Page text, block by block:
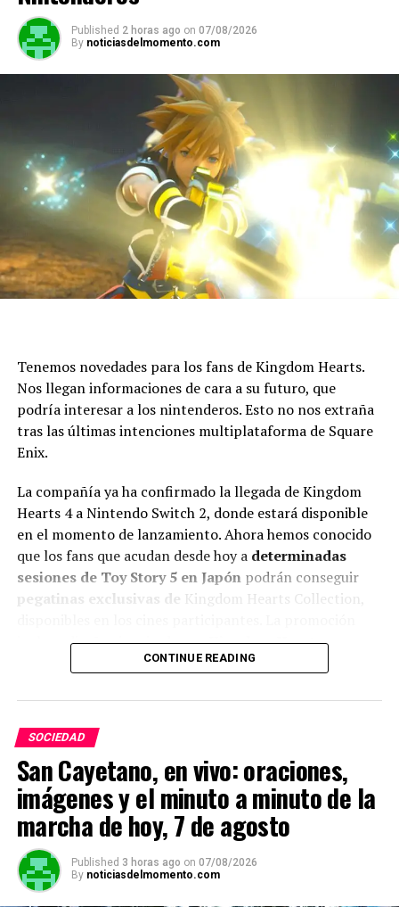
Published 2 horas ago on 07/08/2026
By noticiasdelmomento.com
Tenemos novedades para los fans de Kingdom Hearts.
Nos llegan informaciones de cara a su futuro, que
podría interesar a los nintenderos. Esto no nos extraña
tras las últimas intenciones multiplataforma de Square
Enix.
La compañía ya ha confirmado la llegada de Kingdom
Hearts 4 a Nintendo Switch 2, donde estará disponible
en el momento de lanzamiento. Ahora hemos conocido
que los fans que acudan desde hoy a determinadas
sesiones de Toy Story 5 en Japónpodrán conseguir
pegatinas exclusivas de Kingdom Hearts Collection,
incluye diseños inspirados enKingdom Hearts
, por lo que los asistentes podrán
proyección.
ADVERTISEMENT
CONTINUE READING
SOCIEDAD
San Cayetano, en vivo: oraciones,
imágenes y el minuto a minuto de la
marcha de hoy, 7 de agosto
Published 3 horas ago on 07/08/2026
By noticiasdelmomento.com